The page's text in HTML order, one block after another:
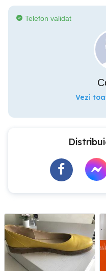
Telefon validat
Vezi